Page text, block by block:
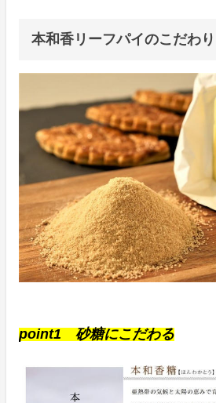
本和香リーフパイのこだわり
point1 砂糖にこだわる